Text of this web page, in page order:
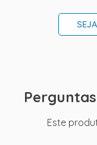
Este